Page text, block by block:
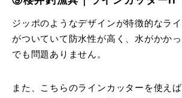
ジッポのようなデザインが特徴的なラ
がついていて防水性が高く、水がかか
でも問題ありません。
また、こちらのラインカッターを使え